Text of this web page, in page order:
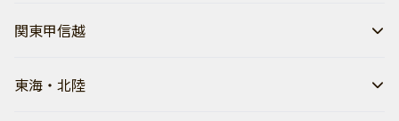
関東甲信越
東海・北陸